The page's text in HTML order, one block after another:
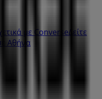
με ConverseΔείτε
Αθήνα